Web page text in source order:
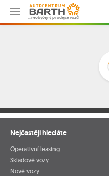
…neobyčejný prodejce vozů!
Nejčastěji hledáte
Operativní leasing
Skladové vozy
Nové vozy